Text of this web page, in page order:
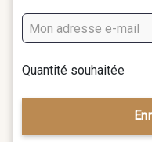
Quantité souhaitée